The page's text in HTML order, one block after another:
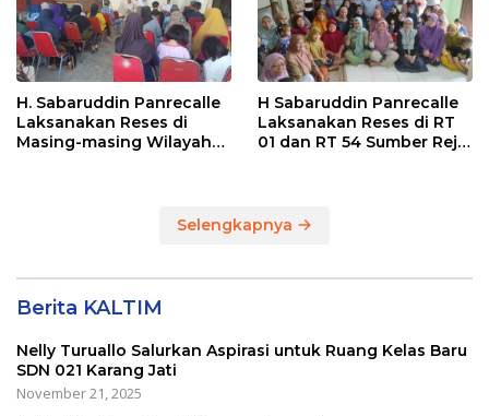
H. Sabaruddin Panrecalle
Laksanakan Reses di
Masing-masing Wilayah
H Sabaruddin Panrecalle
Laksanakan Reses di RT
01 dan RT 54 Sumber Rejo
Selengkapnya
Berita KALTIM
Nelly Turuallo Salurkan Aspirasi untuk Ruang Kelas Baru
SDN 021 Karang Jati
November 21, 2025